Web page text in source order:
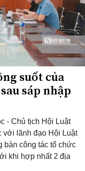
suốt của
sáp nhập
- Chủ tịch Hội Luật
với lãnh đạo Hội Luật
bàn công tác tổ chức
khi hợp nhất 2 địa